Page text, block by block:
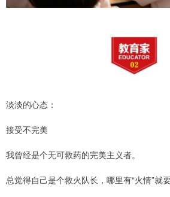
淡淡的心态：
接受不完美
我曾经是个无可救药的完美主义者。
总觉得自己是个救火队长，哪里有“火情”就要